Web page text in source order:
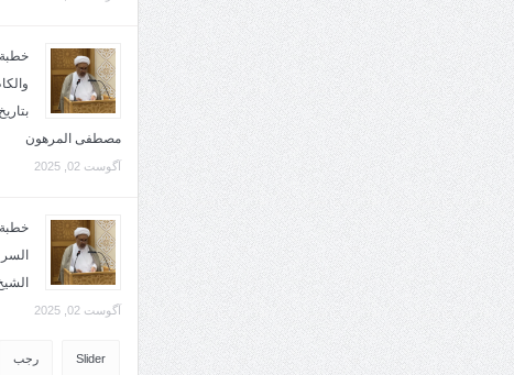
مصطفى المرهون
آگوست 02, 2025
آگوست 02, 2025
Slider رجب